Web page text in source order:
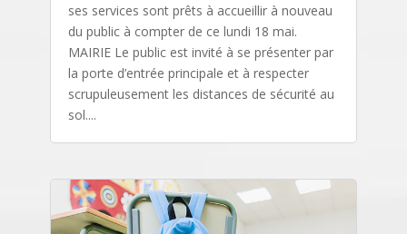
ses services sont prêts à accueillir à nouveau
du public à compter de ce lundi 18 mai.
MAIRIE Le public est invité à se présenter par
la porte d’entrée principale et à respecter
scrupuleusement les distances de sécurité au
sol....